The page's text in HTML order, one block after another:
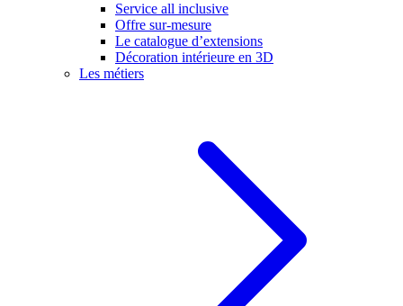
Service all inclusive
Offre sur-mesure
Le catalogue d’extensions
Décoration intérieure en 3D
Les métiers